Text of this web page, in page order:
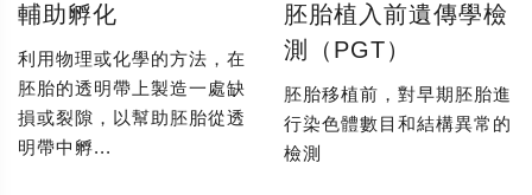
輔助孵化
利用物理或化學的方法，在
胚胎的透明帶上製造一處缺
損或裂隙，以幫助胚胎從透
明帶中孵...
胚胎植入前遺傳學檢
測（PGT）
胚胎移植前，對早期胚胎進
行染色體數目和結構異常的
檢測